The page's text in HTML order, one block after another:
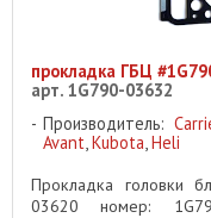
прокладка ГБЦ
арт. 1G790-03632
Производитель:
Avant,Kubota,Heli
Прокладка головки
03620 номер: